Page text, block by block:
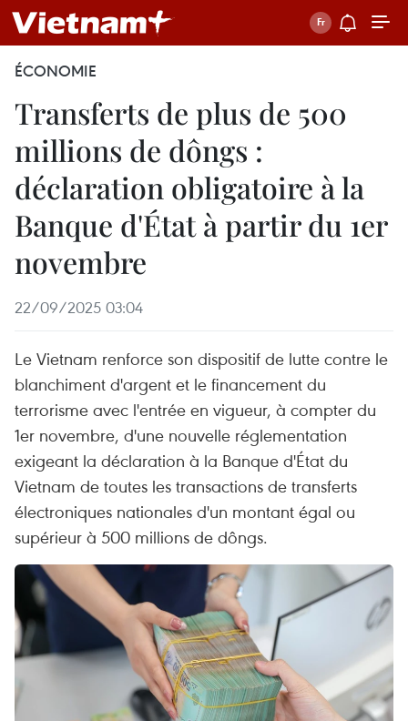
ÉCONOMIE
Transferts de plus de 500
millions de dôngs :
déclaration obligatoire à la
Banque d'État à partir du 1er
novembre
22/09/2025 03:04
Le Vietnam renforce son dispositif de lutte contre le
blanchiment d'argent et le financement du
terrorisme avec l'entrée en vigueur, à compter du
1er novembre, d'une nouvelle réglementation
exigeant la déclaration à la Banque d'État du
Vietnam de toutes les transactions de transferts
électroniques nationales d'un montant égal ou
supérieur à 500 millions de dôngs.